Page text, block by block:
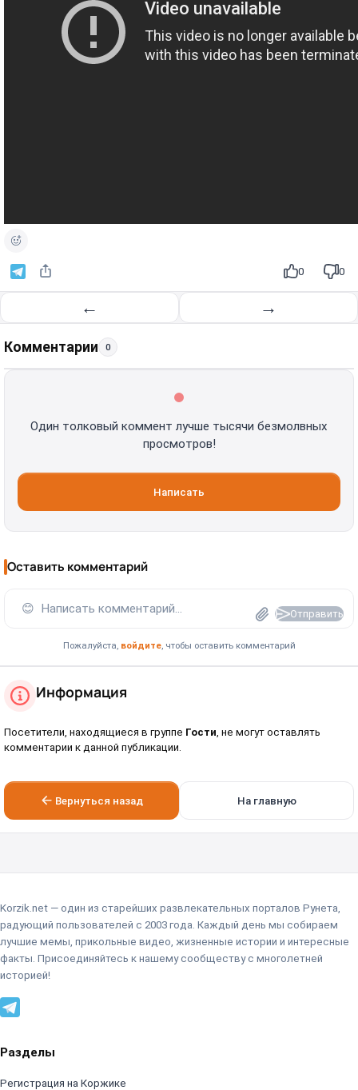
0 0
← →
Комментарии 0
Один толковый коммент лучше тысячи безмолвных
просмотров!
Написать
Оставить комментарий
😊 Написать комментарий... Отправить
Пожалуйста, войдите, чтобы оставить комментарий
Информация
Посетители, находящиеся в группе Гости, не могут оставлять
комментарии к данной публикации.
Вернуться назад На главную
Korzik.net — один из старейших развлекательных порталов Рунета,
радующий пользователей с 2003 года. Каждый день мы собираем
лучшие мемы, прикольные видео, жизненные истории и интересные
факты. Присоединяйтесь к нашему сообществу с многолетней
историей!
Разделы
Регистрация на Коржике